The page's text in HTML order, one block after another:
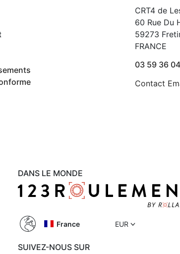
CRT4 de
60 Rue Du
59273
FRANCE
03 59 36
Contact
DANS LE MONDE
France EUR
SUIVEZ-NOUS SUR